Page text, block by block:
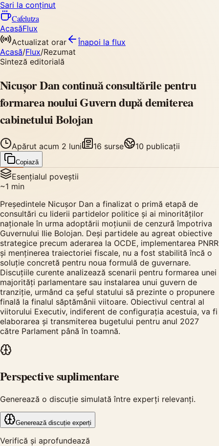
Sari la conținut
Cafelutza
AcasăFlux
Actualizat orar
Înapoi la flux
Acasă/Flux/Rezumat
Sinteză editorială
Nicușor Dan continuă consultările pentru
formarea noului Guvern după demiterea
cabinetului Bolojan
Apărut acum 2 luni 16 surse 10 publicații
Copiază
Esențialul poveștii
~1 min
Președintele Nicușor Dan a finalizat o primă etapă de
consultări cu liderii partidelor politice și ai minorităților
naționale în urma adoptării moțiunii de cenzură împotriva
Guvernului Ilie Bolojan. Deși partidele au agreat obiective
strategice precum aderarea la OCDE, implementarea PNRR
și menținerea traiectoriei fiscale, nu a fost stabilită încă o
soluție concretă pentru noua formulă de guvernare.
Discuțiile curente analizează scenarii pentru formarea unei
majorități parlamentare sau instalarea unui guvern de
tranziție, urmând ca șeful statului să prezinte o propunere
finală la finalul săptămânii viitoare. Obiectivul central al
viitorului Executiv, indiferent de configurația acestuia, va fi
elaborarea și transmiterea bugetului pentru anul 2027
către Parlament până în toamnă.
Perspective suplimentare
Generează o discuție simulată între experți relevanți.
Generează discuție experți
Verifică și aprofundează